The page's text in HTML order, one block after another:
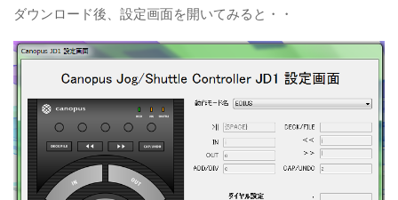
ダウンロード後、設定画面を開いてみると・・